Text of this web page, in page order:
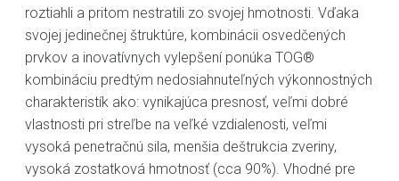
roztiahli a pritom nestratili zo svojej hmotnosti. Vďaka
svojej jedinečnej štruktúre, kombinácii osvedčených
prvkov a inovatívnych vylepšení ponúka TOG®
kombináciu predtým nedosiahnuteľných výkonnostných
charakteristík ako: vynikajúca presnosť, veľmi dobré
vlastnosti pri streľbe na veľké vzdialenosti, veľmi
vysoká penetračnú sila, menšia deštrukcia zveriny,
vysoká zostatková hmotnosť (cca 90%). Vhodné pre